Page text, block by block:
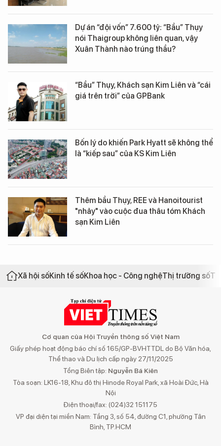
Dự án “đội vốn” 7.600 tỷ: “Bầu” Thụy
nói Thaigroup không liên quan, vậy
Xuân Thành nào trúng thầu?
“Bầu” Thụy, Khách sạn Kim Liên và “cái
giá trên trời” của GPBank
Bốn lý do khiến Park Hyatt sẽ không thể
là “kiếp sau” của KS Kim Liên
Thêm bầu Thụy, REE và Hanoitourist
"nhảy" vào cuộc đua thâu tóm Khách
sạn Kim Liên
Xã hội sốKinh tế sốKhoa học - Công nghệThị trường số
Cơ quan của Hội Truyền thông số Việt Nam
Giấy phép hoạt động báo chí số 165/GP-BVHTTDL do Bộ Văn hóa,
Thể thao và Du lịch cấp ngày 27/11/2025
Tổng Biên tập: Nguyễn Bá Kiên
Tòa soạn: LK16-18, Khu đô thị Hinode Royal Park, xã Hoài Đức, Hà
Nội
Điện thoại/fax: (024)32 151175
VP đại diện tại miền Nam: Tầng 3, số 54, đường C1, phường Tân
Bình, TP.HCM